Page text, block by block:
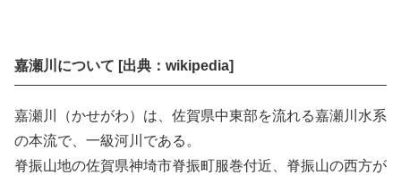
嘉瀬川について [出典：wikipedia]
嘉瀬川（かせがわ）は、佐賀県中東部を流れる嘉瀬川水系
の本流で、一級河川である。
脊振山地の佐賀県神埼市脊振町服巻付近、脊振山の西方が